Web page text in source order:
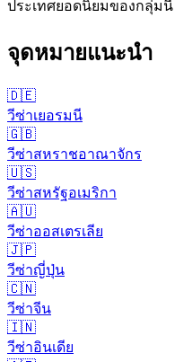
ประเทศยอดนิยมของกลุ่มนี้
จุดหมายแนะนำ
🇩🇪
วีซ่าเยอรมนี
🇬🇧
วีซ่าสหราชอาณาจักร
🇺🇸
วีซ่าสหรัฐอเมริกา
🇦🇺
วีซ่าออสเตรเลีย
🇯🇵
วีซ่าญี่ปุ่น
🇨🇳
วีซ่าจีน
🇮🇳
วีซ่าอินเดีย